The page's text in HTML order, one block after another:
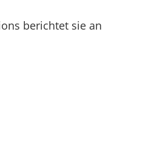
berichtet sie an